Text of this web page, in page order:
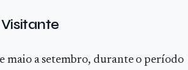
maio a setembro, durante o período